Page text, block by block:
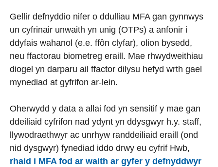
Gellir defnyddio nifer o ddulliau MFA gan gynnwys
un cyfrinair unwaith yn unig (OTPs) a anfonir i
ddyfais wahanol (e.e. ffôn clyfar), olion bysedd,
neu ffactorau biometreg eraill. Mae rhwydweithiau
diogel yn darparu ail ffactor dilysu hefyd wrth gael
mynediad at gyfrifon ar-lein.
Oherwydd y data a allai fod yn sensitif y mae gan
ddeiliaid cyfrifon nad ydynt yn ddysgwyr h.y. staff,
llywodraethwyr ac unrhyw randdeiliaid eraill (ond
nid dysgwyr) fynediad iddo drwy eu cyfrif Hwb,
rhaid i MFA fod ar waith ar gyfer y defnyddwyr